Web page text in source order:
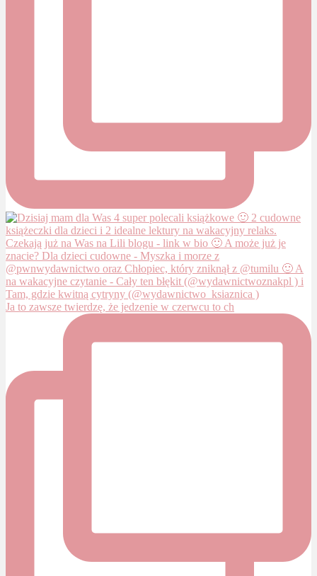
Ja to zawsze twierdzę, że jedzenie w czerwcu to ch